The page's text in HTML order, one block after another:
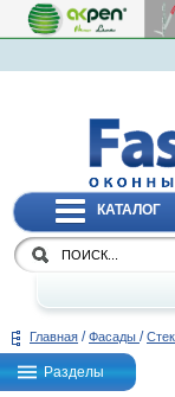
КАТАЛОГ
Главная / Фасады /
Разделы